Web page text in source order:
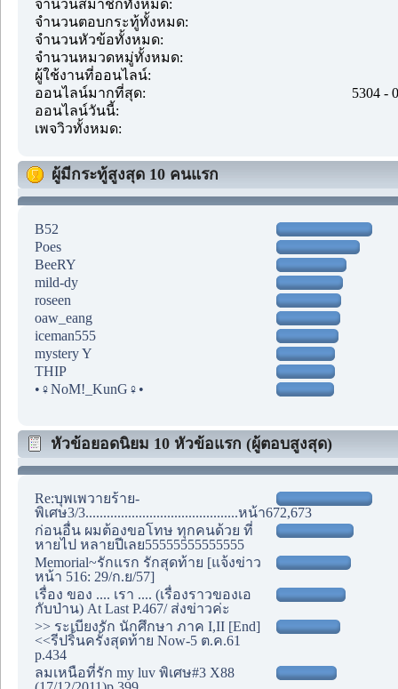
จำนวนสมาชิกทั้งหมด:
จำนวนตอบกระทู้ทั้งหมด:
จำนวนหัวข้อทั้งหมด:
จำนวนหมวดหมู่ทั้งหมด:
ผู้ใช้งานที่ออนไลน์:
ออนไลน์มากที่สุด:
5304 -
ออนไลน์วันนี้:
เพจวิวทั้งหมด:
ผู้มีกระทู้สูงสุด 10 คนแรก
B52
Poes
BeeRY
mild-dy
roseen
oaw_eang
iceman555
mystery Y
THIP
•♀NoM!_KunG♀•
หัวข้อยอดนิยม 10 หัวข้อแรก (ผู้ตอบสูงสุด)
Re:บุพเพวายร้าย-
พิเศษ3/3...........................................หน้า672,673
ก่อนอื่น ผมต้องขอโทษ ทุกคนด้วย ที่
หายไป หลายปีเลย55555555555555
Memorial~รักแรก รักสุดท้าย [แจ้งข่าว
หน้า 516: 29/ก.ย/57]
เรื่อง ของ .... เรา .... (เรื่องราวของเอ
กับป่าน) At Last P.467/ ส่งข่าวค่ะ
>> ระเบียงรัก นักศึกษา ภาค I,II [End]
<<รีปริ้นครั้งสุดท้าย Now-5 ต.ค.61
p.434
ลมเหนือที่รัก my luv พิเศษ#3 X88